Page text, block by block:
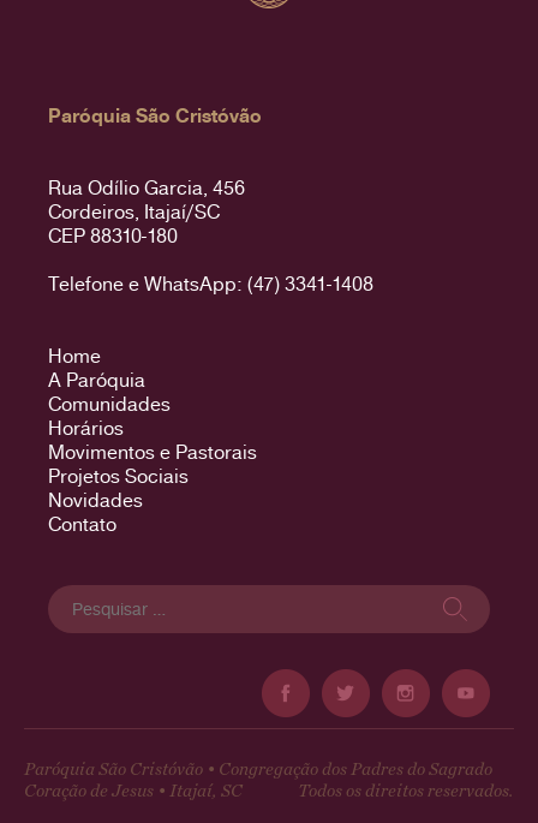
Paróquia São Cristóvão
Rua Odílio Garcia, 456
Cordeiros, Itajaí/SC
CEP 88310-180
Telefone e WhatsApp: (47) 3341-1408
Home
A Paróquia
Comunidades
Horários
Movimentos e Pastorais
Projetos Sociais
Novidades
Contato
Pesquisar
por:
Paróquia São Cristóvão • Congregação dos Padres do Sagrado
Coração de Jesus • Itajaí, SC
Todos os direitos reservados.